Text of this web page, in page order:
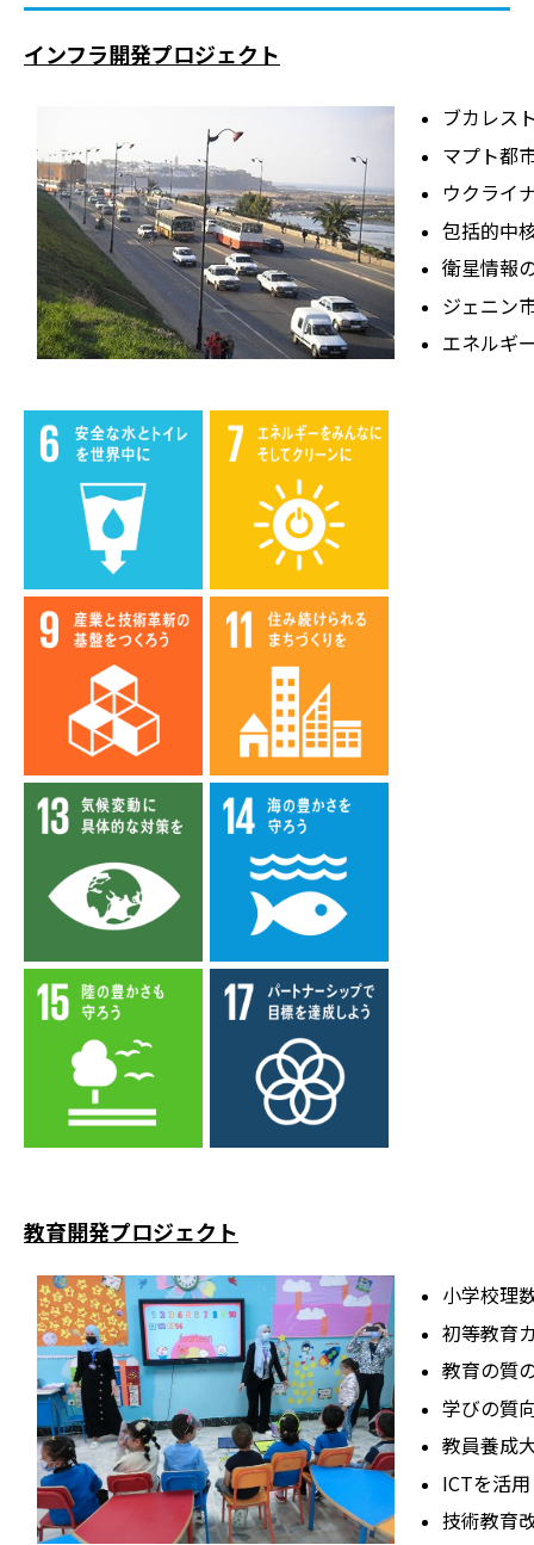
インフラ開発プロジェクト
ブカレス
マプト都
ウクライ
包括的中
衛星情報
ジェニン
エネルギ
教育開発プロジェクト
⼩学校理
初等教育
教育の質
学びの質
教員養成
ICTを活
技術教育